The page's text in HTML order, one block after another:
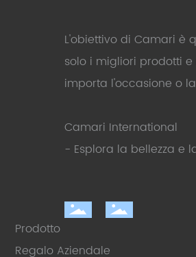
L'obiettivo di Camari è
solo i migliori prodotti
importa l'occasione o
Camari International
- Esplora la bellezza e
Prodotto
Regalo Aziendale